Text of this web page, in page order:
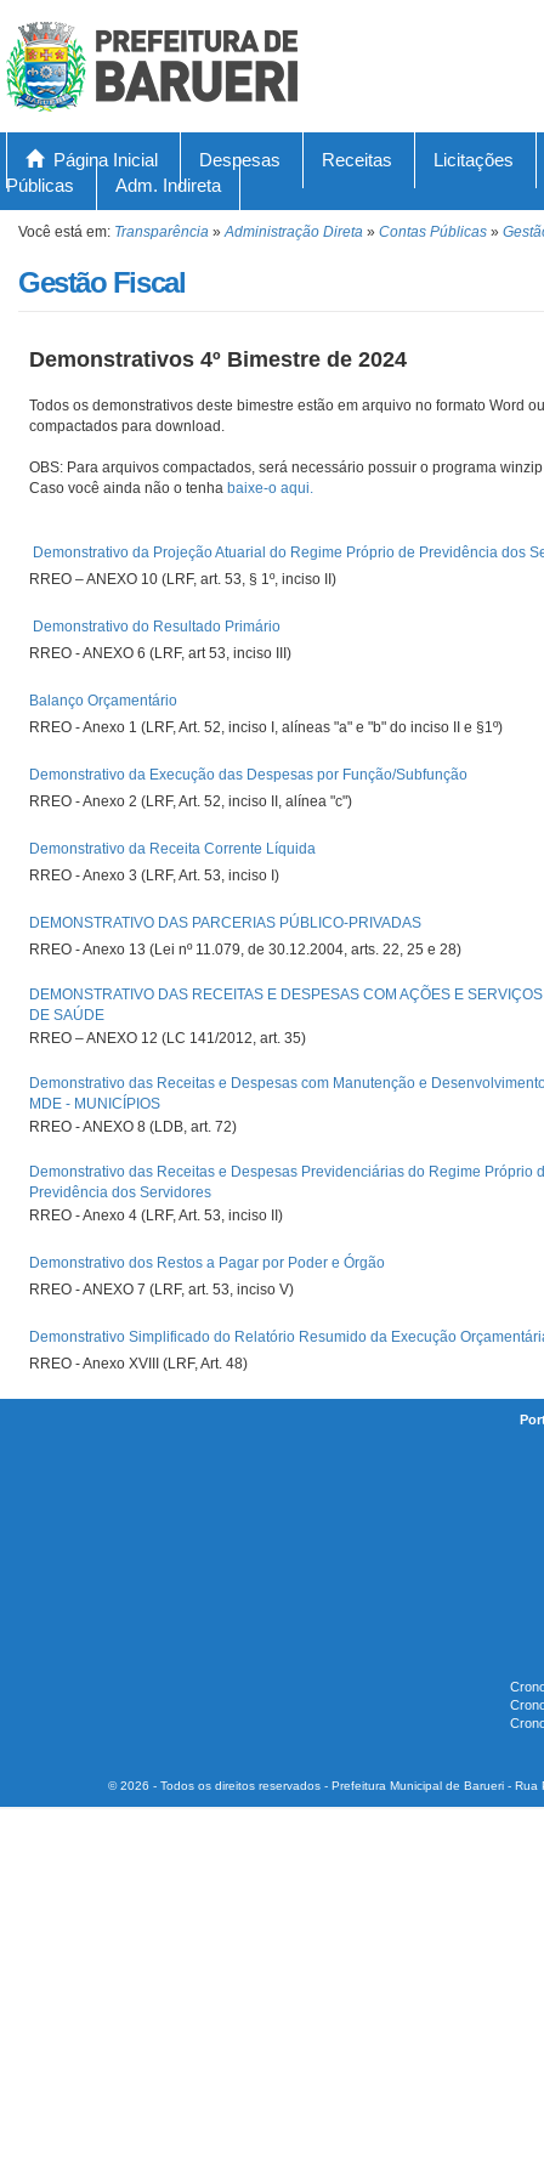
Página Inicial Despesas Receitas
Licitações
Públicas
Adm. Indireta
Você está em: Transparência »Administração Direta » Contas Públicas »
Gestão Fiscal
Demonstrativos 4º Bimestre de 2024
Todos os demonstrativos deste bimestre estão em arquivo no formato Word
compactados para download.
OBS: Para arquivos compactados, será necessário possuir o programa
Caso você ainda não o tenha baixe-o aqui.
Demonstrativo da Projeção Atuarial do Regime Próprio de Previdência dos
RREO – ANEXO 10 (LRF, art. 53, § 1º, inciso II)
Demonstrativo do Resultado Primário
RREO - ANEXO 6 (LRF, art 53, inciso III)
Balanço Orçamentário
RREO - Anexo 1 (LRF, Art. 52, inciso I, alíneas "a" e "b" do inciso II e §1º)
Demonstrativo da Execução das Despesas por Função/Subfunção
RREO - Anexo 2 (LRF, Art. 52, inciso II, alínea "c")
Demonstrativo da Receita Corrente Líquida
RREO - Anexo 3 (LRF, Art. 53, inciso I)
DEMONSTRATIVO DAS PARCERIAS PÚBLICO-PRIVADAS
RREO - Anexo 13 (Lei nº 11.079, de 30.12.2004, arts. 22, 25 e 28)
DEMONSTRATIVO DAS RECEITAS E DESPESAS COM AÇÕES E
DE SAÚDE
RREO – ANEXO 12 (LC 141/2012, art. 35)
Demonstrativo das Receitas e Despesas com Manutenção e
MDE - MUNICÍPIOS
RREO - ANEXO 8 (LDB, art. 72)
Demonstrativo das Receitas e Despesas Previdenciárias do Regime Próprio
Previdência dos Servidores
RREO - Anexo 4 (LRF, Art. 53, inciso II)
Demonstrativo dos Restos a Pagar por Poder e Órgão
RREO - ANEXO 7 (LRF, art. 53, inciso V)
Demonstrativo Simplificado do Relatório Resumido da Execução
RREO - Anexo XVIII (LRF, Art. 48)
© 2026 - Todos os direitos reservados - Prefeitura Municipal de Barueri -